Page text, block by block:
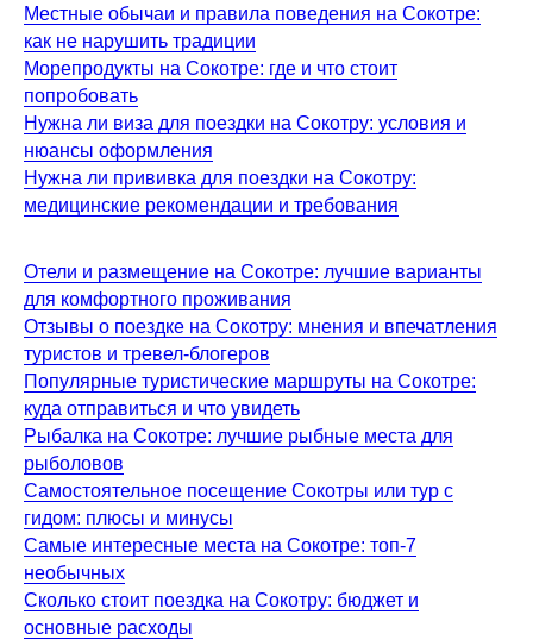
Местные обычаи и правила поведения на Сокотре:
как не нарушить традиции
Морепродукты на Сокотре: где и что стоит
попробовать
Нужна ли виза для поездки на Сокотру: условия и
нюансы оформления
Нужна ли прививка для поездки на Сокотру:
медицинские рекомендации и требования
Отели и размещение на Сокотре: лучшие варианты
для комфортного проживания
Отзывы о поездке на Сокотру: мнения и впечатления
туристов и тревел-блогеров
Популярные туристические маршруты на Сокотре:
куда отправиться и что увидеть
Рыбалка на Сокотре: лучшие рыбные места для
рыболовов
Самостоятельное посещение Сокотры или тур с
гидом: плюсы и минусы
Самые интересные места на Сокотре: топ-7
необычных
Сколько стоит поездка на Сокотру: бюджет и
основные расходы